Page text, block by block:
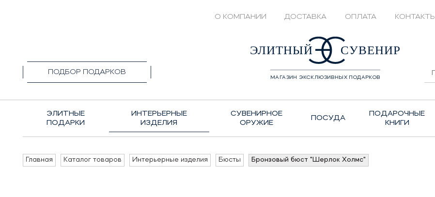
О КОМПАНИИ ДОСТАВКА ОПЛАТА КОНТАКТЫ
ПОДБОР ПОДАРКОВ
+7(495)1428208ЭЛИТНЫЙ СУВЕНИР
МАГАЗИН ЭКСКЛЮЗИВНЫХ ПОДАРКОВ
ЭЛИТНЫЕ
ПОДАРКИ
ИНТЕРЬЕРНЫЕ
ИЗДЕЛИЯ
СУВЕНИРНОЕ
ОРУЖИЕ
ПОСУДА
ПОДАРОЧНЫЕ
КНИГИ
Главная Каталог товаров Интерьерные изделия Бюсты Бронзовый бюст "Шерлок Холмс"